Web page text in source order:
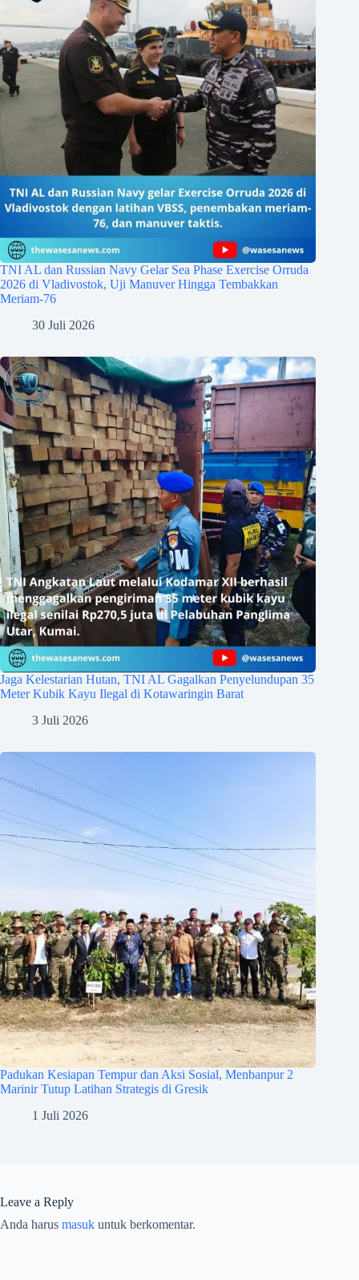
TNI AL dan Russian Navy Gelar Sea Phase Exercise Orruda
2026 di Vladivostok, Uji Manuver Hingga Tembakkan
Meriam-76
30 Juli 2026
Jaga Kelestarian Hutan, TNI AL Gagalkan Penyelundupan 35
Meter Kubik Kayu Ilegal di Kotawaringin Barat
3 Juli 2026
Padukan Kesiapan Tempur dan Aksi Sosial, Menbanpur 2
Marinir Tutup Latihan Strategis di Gresik
1 Juli 2026
Leave a Reply
Anda harus masuk untuk berkomentar.